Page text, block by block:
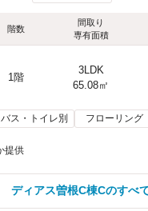
階数
間取り
専有面積
1階
3LDK
65.08㎡
バス・トイレ別 フローリング
提供
ディアス曽根C棟Cのすべ